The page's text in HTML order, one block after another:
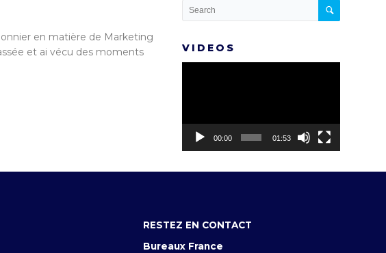
en matière de Marketing
et ai vécu des moments
VIDEOS
00:00 01:53
RESTEZ EN CONTACT
Bureaux France